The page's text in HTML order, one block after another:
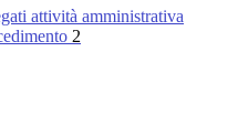
attività amministrativa
2